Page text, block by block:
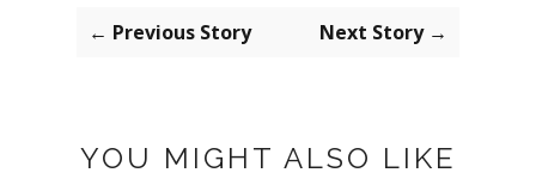
← Previous Story Next Story →
YOU MIGHT ALSO LIKE